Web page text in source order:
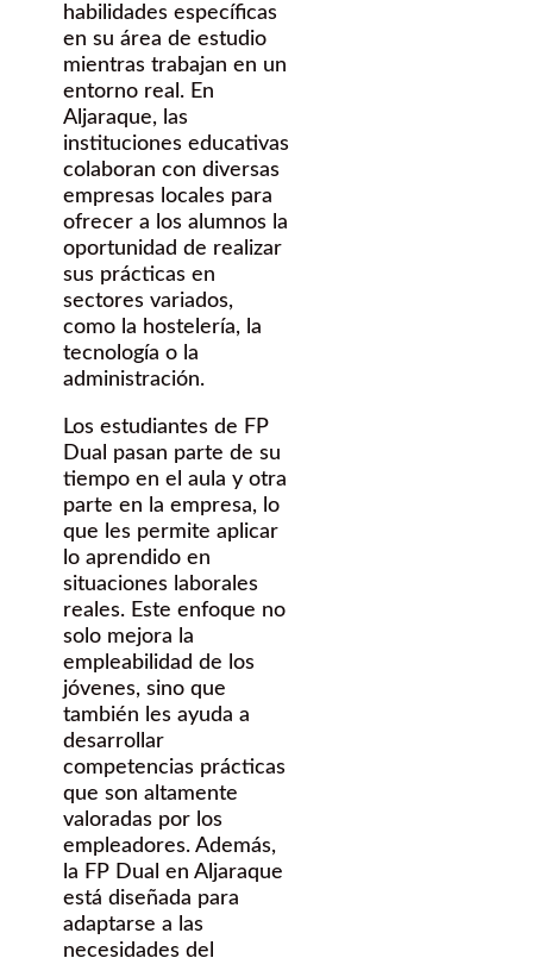
habilidades específicas
en su área de estudio
mientras trabajan en un
entorno real. En
Aljaraque, las
instituciones educativas
colaboran con diversas
empresas locales para
ofrecer a los alumnos la
oportunidad de realizar
sus prácticas en
sectores variados,
como la hostelería, la
tecnología o la
administración.
Los estudiantes de FP
Dual pasan parte de su
tiempo en el aula y otra
parte en la empresa, lo
que les permite aplicar
lo aprendido en
situaciones laborales
reales. Este enfoque no
solo mejora la
empleabilidad de los
jóvenes, sino que
también les ayuda a
desarrollar
competencias prácticas
que son altamente
valoradas por los
empleadores. Además,
la FP Dual en Aljaraque
está diseñada para
adaptarse a las
necesidades del